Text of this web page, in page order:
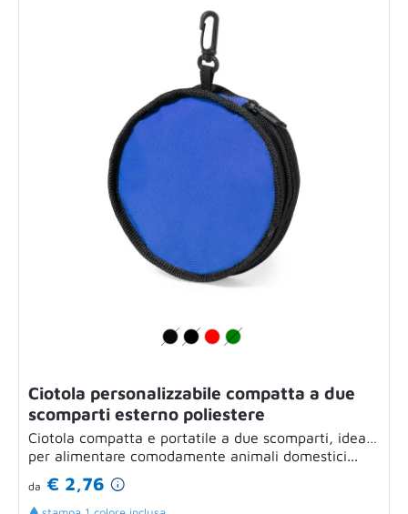
Ciotola personalizzabile compatta a due
scomparti esterno poliestere
Ciotola compatta e portatile a due scomparti, ideale
per alimentare comodamente animali domestici...
da € 2,76